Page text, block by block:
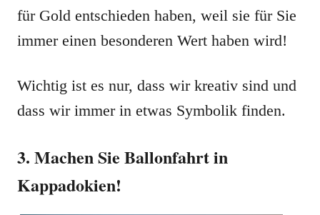
für Gold entschieden haben, weil sie für Sie
immer einen besonderen Wert haben wird!
Wichtig ist es nur, dass wir kreativ sind und
dass wir immer in etwas Symbolik finden.
3. Machen Sie Ballonfahrt in
Kappadokien!